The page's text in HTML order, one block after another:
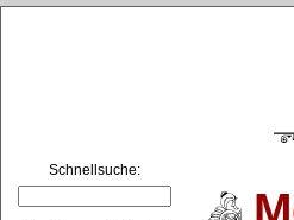
Schnellsuche: